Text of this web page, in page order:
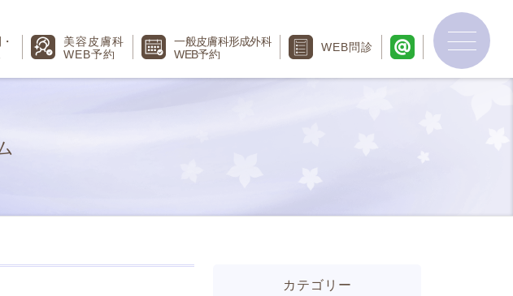
・
美容皮膚科
WEB予約
一般皮膚科形成外科
WEB予約
WEB問診
カテゴリー